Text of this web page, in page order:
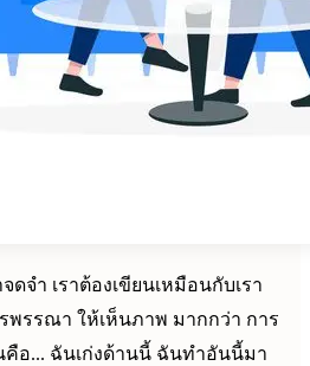
ดจำ เราต้องเขียนเหมือนกับเรา
รพรรณา ให้เห็นภาพ มากกว่า การ
คือ... ฉันเก่งด้านนี้ ฉันทำอันนี้มา